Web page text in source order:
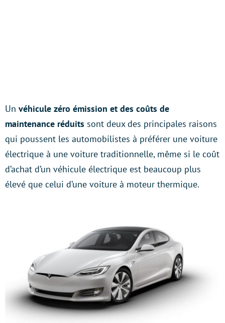
Un véhicule zéro émission et des coûts de
maintenance réduits sont deux des principales raisons
qui poussent les automobilistes à préférer une voiture
électrique à une voiture traditionnelle, même si le coût
d’achat d’un véhicule électrique est beaucoup plus
élevé que celui d’une voiture à moteur thermique.